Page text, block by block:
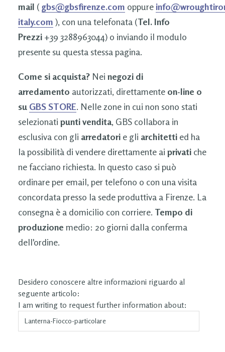
mail ( gbs@gbsfirenze.com oppure
italy.com ), con una telefonata (Tel. Info
Prezzi+39 3288963044) o inviando il modulo
presente su questa stessa pagina.
Come si acquista?Nei negozi di
arredamento autorizzati, direttamente on-line o
su GBS STORE. Nelle zone in cui non sono stati
selezionati punti vendita, GBS collabora in
esclusiva con gli arredatorie gli architettied ha
la possibilità di vendere direttamente ai privatiche
ne facciano richiesta. In questo caso si può
ordinare per email, per telefono o con una visita
concordata presso la sede produttiva a Firenze. La
consegna è a domicilio con corriere. Tempo di
produzione medio: 20 giorni dalla conferma
dell'ordine.
Desidero conoscere altre informazioni riguardo al
seguente articolo:
I am writing to request further information about: